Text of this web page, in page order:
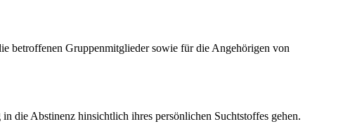
betroffenen Gruppenmitglieder sowie für die Angehörigen von
die Abstinenz hinsichtlich ihres persönlichen Suchtstoffes gehen.